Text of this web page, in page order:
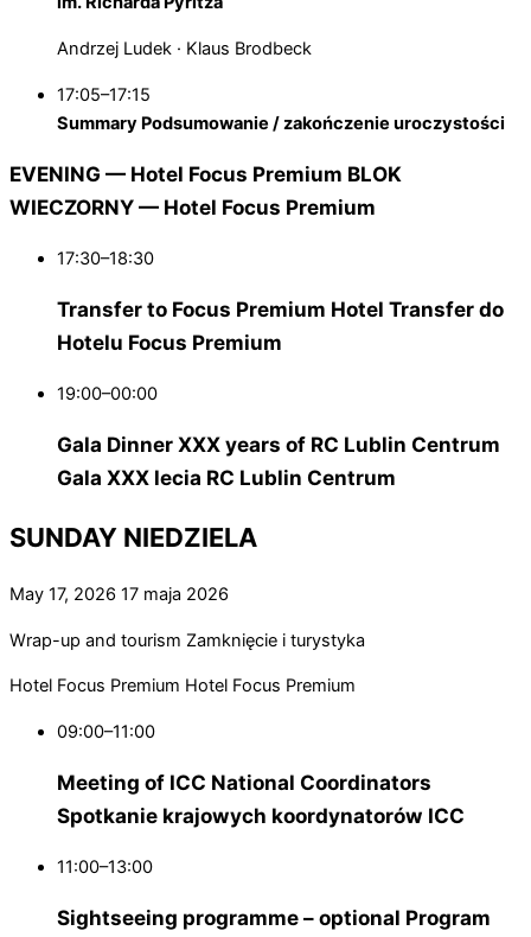
Andrzej Ludek · Klaus Brodbeck
17:05–17:15
Summary Podsumowanie / zakończenie uroczystości
EVENING — Hotel Focus Premium BLOK
WIECZORNY — Hotel Focus Premium
17:30–18:30
Transfer to Focus Premium Hotel Transfer do
Hotelu Focus Premium
19:00–00:00
Gala Dinner XXX years of RC Lublin Centrum
Gala XXX lecia RC Lublin Centrum
SUNDAY NIEDZIELA
May 17, 2026 17 maja 2026
Wrap-up and tourism Zamknięcie i turystyka
Hotel Focus Premium Hotel Focus Premium
09:00–11:00
Meeting of ICC National Coordinators
Spotkanie krajowych koordynatorów ICC
11:00–13:00
Sightseeing programme – optional Program